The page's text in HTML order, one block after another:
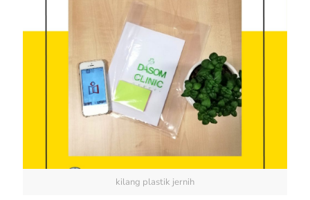
kilang plastik jernih